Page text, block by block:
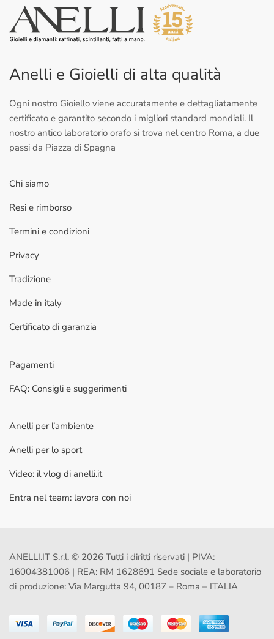
Anelli e Gioielli di alta qualità
Ogni nostro Gioiello viene accuratamente e dettagliatamente
certificato e garantito secondo i migliori standard mondiali. Il
nostro antico laboratorio orafo si trova nel centro Roma, a due
passi da Piazza di Spagna
Chi siamo
Resi e rimborso
Termini e condizioni
Privacy
Tradizione
Made in italy
Certificato di garanzia
Pagamenti
FAQ: Consigli e suggerimenti
Anelli per l’ambiente
Anelli per lo sport
Video: il vlog di anelli.it
Entra nel team: lavora con noi
ANELLI.IT S.r.l. © 2026 Tutti i diritti riservati | PIVA:
16004381006 | REA: RM 1628691 Sede sociale e laboratorio
di produzione: Via Margutta 94, 00187 – Roma – ITALIA